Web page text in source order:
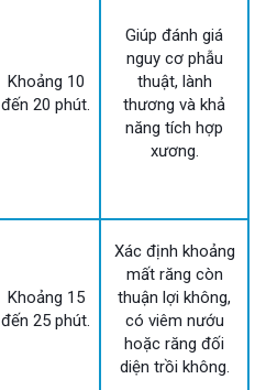
Khoảng 10
đến 20 phút.
Giúp đánh giá
nguy cơ phẫu
thuật, lành
thương và khả
năng tích hợp
xương.
Khoảng 15
đến 25 phút.
Xác định khoảng
mất răng còn
thuận lợi không,
có viêm nướu
hoặc răng đối
diện trồi không.